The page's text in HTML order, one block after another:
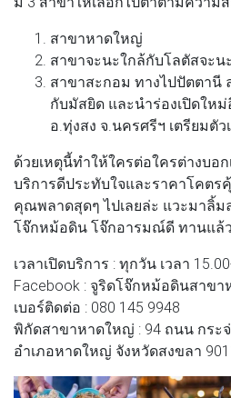
สาขาหาดใหญ่
สาขาจะนะใกล้กับโลตัสจะนะ
สาขาสะกอม ทางไปปัตตานี
กับมัสยิด และนำร่องเปิดให
อ.ทุ่งสง จ.นครศรีฯ เตรียมตัว
ด้วยเหตุนี้ทำให้ใครต่อใครต่างบอก
บริการดีประทับใจและราคาโคตร
คุณพลาดสุดๆ ไปเลยล่ะ แวะมาลิ้ม
โจ๊กหม้อดิน โจ๊กอารมณ์ดี ทานแล้
เวลาเปิดบริการ : ทุกวัน เวลา
Facebook : จูริดโจ๊กหม้อดินสาข
เบอร์ติดต่อ : 080 145 9948
พิกัดสาขาหาดใหญ่ : 94 ถนน กระ
อำเภอหาดใหญ่ จังหวัดสงขลา